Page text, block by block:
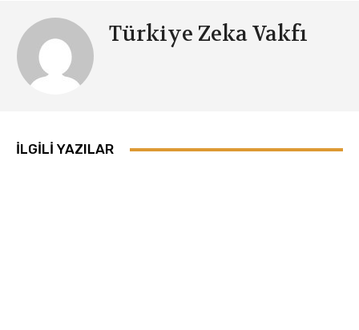
Türkiye Zeka Vakfı
İLGILI YAZILAR